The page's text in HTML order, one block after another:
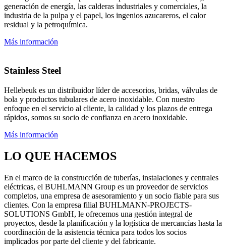
generación de energía, las calderas industriales y comerciales, la
industria de la pulpa y el papel, los ingenios azucareros, el calor
residual y la petroquímica.
Más información
Stainless Steel
Hellebeuk es un distribuidor líder de accesorios, bridas, válvulas de
bola y productos tubulares de acero inoxidable. Con nuestro
enfoque en el servicio al cliente, la calidad y los plazos de entrega
rápidos, somos su socio de confianza en acero inoxidable.
Más información
LO QUE HACEMOS
En el marco de la construcción de tuberías, instalaciones y centrales
eléctricas, el BUHLMANN Group es un proveedor de servicios
completos, una empresa de asesoramiento y un socio fiable para sus
clientes. Con la empresa filial BUHLMANN-PROJECTS-
SOLUTIONS GmbH, le ofrecemos una gestión integral de
proyectos, desde la planificación y la logística de mercancías hasta la
coordinación de la asistencia técnica para todos los socios
implicados por parte del cliente y del fabricante.